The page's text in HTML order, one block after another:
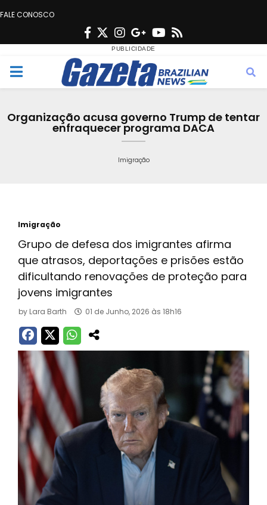
FALE CONOSCO
F
c
e
o
T
w
i
t
e
n
s
t
g
r
a
G
o
o
g
e
Y
u
t
b
s
M
Organização acusa governo Trump de tentar
enfraquecer programa DACA
Imigração
Imigração
Grupo de defesa dos imigrantes afirma
que atrasos, deportações e prisões estão
dificultando renovações de proteção para
jovens imigrantes
by Lara Barth 01 de Junho, 2026 às 18h16